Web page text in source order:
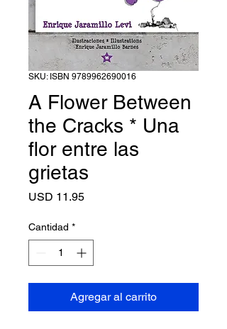
SKU: ISBN 9789962690016
A Flower Between
the Cracks * Una
flor entre las
grietas
USD 11.95Precio
Cantidad *
Agregar al carrito